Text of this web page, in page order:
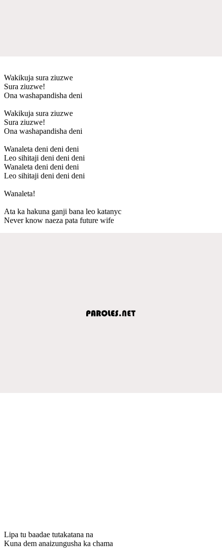
Wakikuja sura ziuzwe
Sura ziuzwe!
Ona washapandisha deni
Wakikuja sura ziuzwe
Sura ziuzwe!
Ona washapandisha deni
Wanaleta deni deni deni
Leo sihitaji deni deni deni
Wanaleta deni deni deni
Leo sihitaji deni deni deni
Wanaleta!
Ata ka hakuna ganji bana leo katanyc
Never know naeza pata future wife
Lipa tu baadae tutakatana na
Kuna dem anaizungusha ka chama